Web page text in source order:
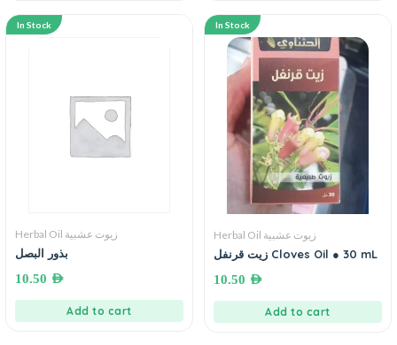
In Stock
Herbal Oil زيوت عشبية
بذور البصل
10.50 AED
Add to cart
In Stock
Herbal Oil زيوت عشبية
زيت قرنفل Cloves Oil ● 30 mL
10.50 AED
Add to cart